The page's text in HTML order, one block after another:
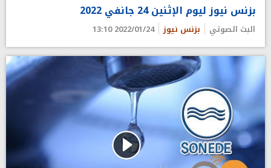
بزنس نيوز ليوم الإثنين 24 جانفي 2022
البث الصوتي بزنس نيوز 2022/01/24 13:10